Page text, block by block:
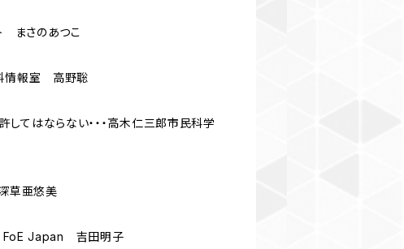
まさのあつこ
料情報室 高野聡
てはならない・・・高木仁三郎市民科学
草亜悠美
FoE Japan 吉田明子